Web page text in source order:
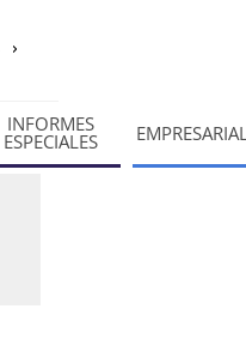
INFORMES
ESPECIALES